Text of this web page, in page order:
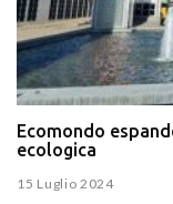
Ecomondo
ecologica
15 Luglio 2024